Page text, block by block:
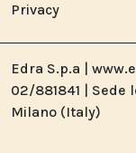
Privacy
Edra S.p.a |
02/881841 | Sede
Milano (Italy)